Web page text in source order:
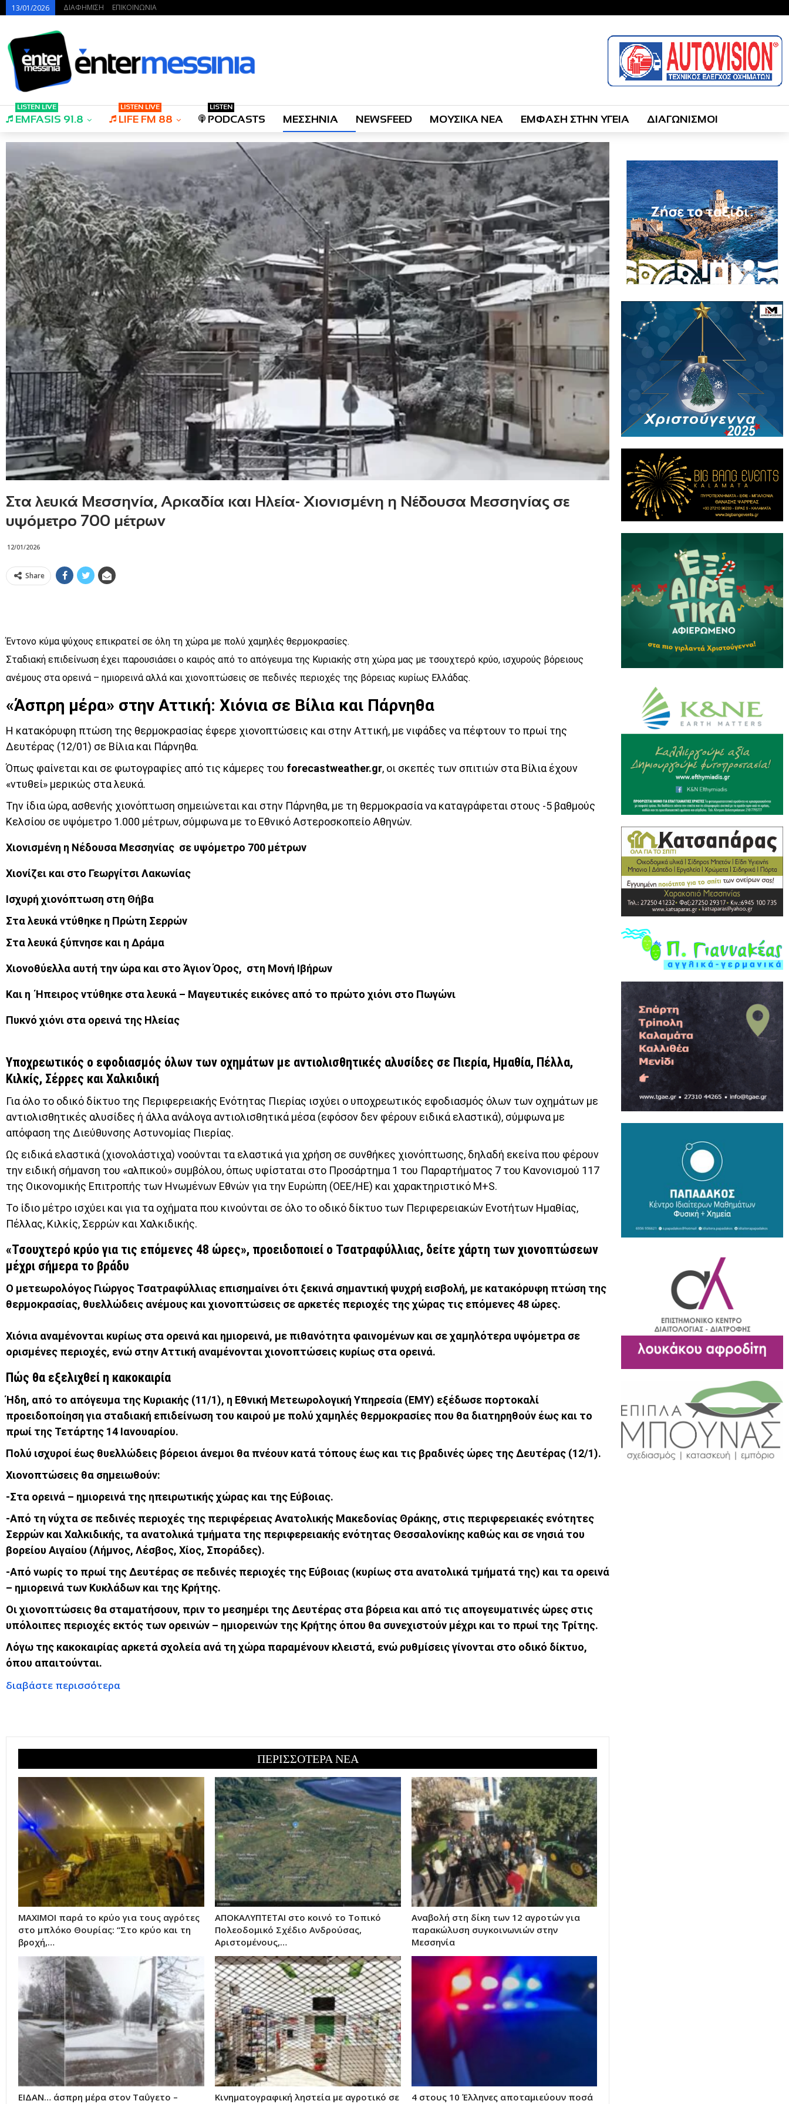
13/01/2026 ΔΙΑΦΗΜΙΣΗ ΕΠΙΚΟΙΝΩΝΙΑ
EMFASIS 91.8
LISTEN LIVE
LIFE FM 88
LISTEN LIVE
PODCASTS
LISTEN
ΜΕΣΣΗΝΙΑ NEWSFEED ΜΟΥΣΙΚΑ ΝΕΑ ΕΜΦΑΣΗ ΣΤΗΝ ΥΓΕΙΑ ΔΙΑΓΩΝΙΣΜΟΙ
Στα λευκά Μεσσηνία, Αρκαδία και Ηλεία- Χιονισμένη η Νέδουσα Μεσσηνίας σε
υψόμετρο 700 μέτρων
12/01/2026
Share
Έντονο κύμα ψύχους επικρατεί σε όλη τη χώρα με πολύ χαμηλές θερμοκρασίες.
Σταδιακή επιδείνωση έχει παρουσιάσει ο καιρός από το απόγευμα της Κυριακής στη χώρα μας με τσουχτερό κρύο, ισχυρούς βόρειους
ανέμους στα ορεινά – ημιορεινά αλλά και χιονοπτώσεις σε πεδινές περιοχές της βόρειας κυρίως Ελλάδας.
«Άσπρη μέρα» στην Αττική: Χιόνια σε Βίλια και Πάρνηθα
Η κατακόρυφη πτώση της θερμοκρασίας έφερε χιονοπτώσεις και στην Αττική, με νιφάδες να πέφτουν το πρωί της
Δευτέρας (12/01) σε Βίλια και Πάρνηθα.
Όπως φαίνεται και σε φωτογραφίες από τις κάμερες του forecastweather.gr, οι σκεπές των σπιτιών στα Βίλια έχουν
«ντυθεί» μερικώς στα λευκά.
Την ίδια ώρα, ασθενής χιονόπτωση σημειώνεται και στην Πάρνηθα, με τη θερμοκρασία να καταγράφεται στους -5 βαθμούς
Κελσίου σε υψόμετρο 1.000 μέτρων, σύμφωνα με το Εθνικό Αστεροσκοπείο Αθηνών.
Χιονισμένη η Νέδουσα Μεσσηνίας σε υψόμετρο 700 μέτρων
Χιονίζει και στο Γεωργίτσι Λακωνίας
Ισχυρή χιονόπτωση στη Θήβα
Στα λευκά ντύθηκε η Πρώτη Σερρών
Στα λευκά ξύπνησε και η Δράμα
Χιονοθύελλα αυτή την ώρα και στο Άγιον Όρος, στη Μονή Ιβήρων
Και η Ήπειρος ντύθηκε στα λευκά – Μαγευτικές εικόνες από το πρώτο χιόνι στο Πωγώνι
Πυκνό χιόνι στα ορεινά της Ηλείας
Υποχρεωτικός ο εφοδιασμός όλων των οχημάτων με αντιολισθητικές αλυσίδες σε Πιερία, Ημαθία, Πέλλα,
Κιλκίς, Σέρρες και Χαλκιδική
Για όλο το οδικό δίκτυο της Περιφερειακής Ενότητας Πιερίας ισχύει ο υποχρεωτικός εφοδιασμός όλων των οχημάτων με
αντιολισθητικές αλυσίδες ή άλλα ανάλογα αντιολισθητικά μέσα (εφόσον δεν φέρουν ειδικά ελαστικά), σύμφωνα με
απόφαση της Διεύθυνσης Αστυνομίας Πιερίας.
Ως ειδικά ελαστικά (χιονολάστιχα) νοούνται τα ελαστικά για χρήση σε συνθήκες χιονόπτωσης, δηλαδή εκείνα που φέρουν
την ειδική σήμανση του «αλπικού» συμβόλου, όπως υφίσταται στο Προσάρτημα 1 του Παραρτήματος 7 του Κανονισμού 117
της Οικονομικής Επιτροπής των Ηνωμένων Εθνών για την Ευρώπη (ΟΕΕ/ΗΕ) και χαρακτηριστικό M+S.
Το ίδιο μέτρο ισχύει και για τα οχήματα που κινούνται σε όλο το οδικό δίκτυο των Περιφερειακών Ενοτήτων Ημαθίας,
Πέλλας, Κιλκίς, Σερρών και Χαλκιδικής.
«Τσουχτερό κρύο για τις επόμενες 48 ώρες», προειδοποιεί ο Τσατραφύλλιας, δείτε χάρτη των χιονοπτώσεων
μέχρι σήμερα το βράδυ
Ο μετεωρολόγος Γιώργος Τσατραφύλλιας επισημαίνει ότι ξεκινά σημαντική ψυχρή εισβολή, με κατακόρυφη πτώση της
θερμοκρασίας, θυελλώδεις ανέμους και χιονοπτώσεις σε αρκετές περιοχές της χώρας τις επόμενες 48 ώρες.
Χιόνια αναμένονται κυρίως στα ορεινά και ημιορεινά, με πιθανότητα φαινομένων και σε χαμηλότερα υψόμετρα σε
ορισμένες περιοχές, ενώ στην Αττική αναμένονται χιονοπτώσεις κυρίως στα ορεινά.
Πώς θα εξελιχθεί η κακοκαιρία
Ήδη, από το απόγευμα της Κυριακής (11/1), η Εθνική Μετεωρολογική Υπηρεσία (ΕΜΥ) εξέδωσε πορτοκαλί
προειδοποίηση για σταδιακή επιδείνωση του καιρού με πολύ χαμηλές θερμοκρασίες που θα διατηρηθούν έως και το
πρωί της Τετάρτης 14 Ιανουαρίου.
Πολύ ισχυροί έως θυελλώδεις βόρειοι άνεμοι θα πνέουν κατά τόπους έως και τις βραδινές ώρες της Δευτέρας (12/1).
Χιονοπτώσεις θα σημειωθούν:
-Στα ορεινά – ημιορεινά της ηπειρωτικής χώρας και της Εύβοιας.
-Από τη νύχτα σε πεδινές περιοχές της περιφέρειας Ανατολικής Μακεδονίας Θράκης, στις περιφερειακές ενότητες
Σερρών και Χαλκιδικής, τα ανατολικά τμήματα της περιφερειακής ενότητας Θεσσαλονίκης καθώς και σε νησιά του
βορείου Αιγαίου (Λήμνος, Λέσβος, Χίος, Σποράδες).
-Από νωρίς το πρωί της Δευτέρας σε πεδινές περιοχές της Εύβοιας (κυρίως στα ανατολικά τμήματά της) και τα ορεινά
– ημιορεινά των Κυκλάδων και της Κρήτης.
Οι χιονοπτώσεις θα σταματήσουν, πριν το μεσημέρι της Δευτέρας στα βόρεια και από τις απογευματινές ώρες στις
υπόλοιπες περιοχές εκτός των ορεινών – ημιορεινών της Κρήτης όπου θα συνεχιστούν μέχρι και το πρωί της Τρίτης.
Λόγω της κακοκαιρίας αρκετά σχολεία ανά τη χώρα παραμένουν κλειστά, ενώ ρυθμίσεις γίνονται στο οδικό δίκτυο,
όπου απαιτούνται.
διαβάστε περισσότερα
ΠΕΡΙΣΣΟΤΕΡΑ ΝΕΑ
ΜΑΧΙΜΟΙ παρά το κρύο για τους αγρότες
στο μπλόκο Θουρίας: “Στο κρύο και τη
βροχή,…
ΑΠΟΚΑΛΥΠΤΕΤΑΙ στο κοινό το Τοπικό
Πολεοδομικό Σχέδιο Ανδρούσας,
Αριστομένους,…
Αναβολή στη δίκη των 12 αγροτών για
παρακώλυση συγκοινωνιών στην
Μεσσηνία
ΕΙΔΑΝ… άσπρη μέρα στον Ταΰγετο –
Κινηματογραφική ληστεία με αγροτικό σε
4 στους 10 Έλληνες αποταμιεύουν ποσά